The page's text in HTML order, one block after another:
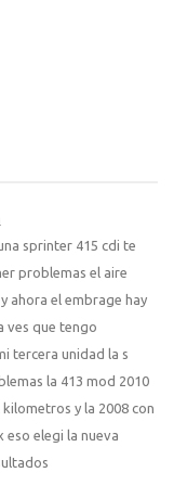
sprinter 415 cdi te
problemas el aire
ahora el embrage hay
ves que tengo
tercera unidad la s
la 413 mod 2010
y la 2008 con
eso elegi la nueva